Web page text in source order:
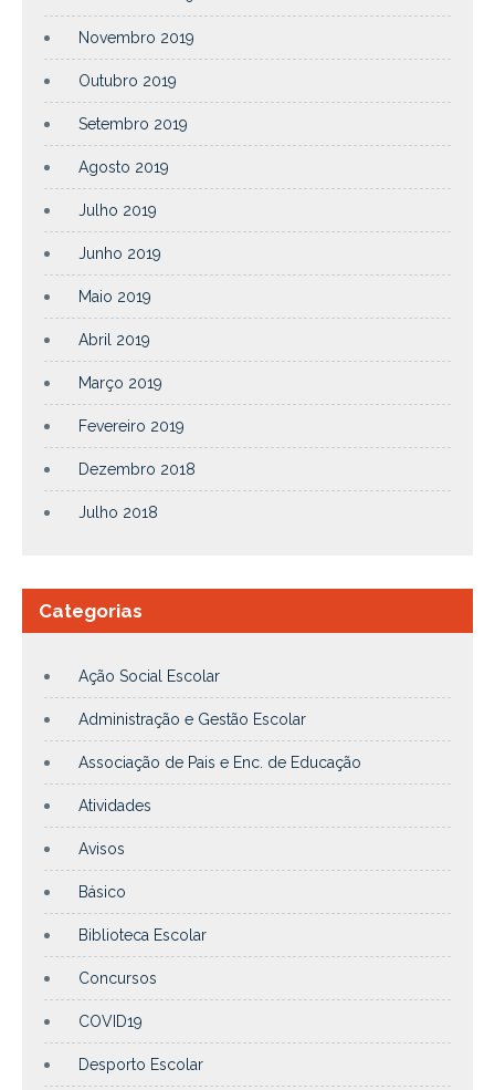
Novembro 2019
Outubro 2019
Setembro 2019
Agosto 2019
Julho 2019
Junho 2019
Maio 2019
Abril 2019
Março 2019
Fevereiro 2019
Dezembro 2018
Julho 2018
Categorias
Ação Social Escolar
Administração e Gestão Escolar
Associação de Pais e Enc. de Educação
Atividades
Avisos
Básico
Biblioteca Escolar
Concursos
COVID19
Desporto Escolar